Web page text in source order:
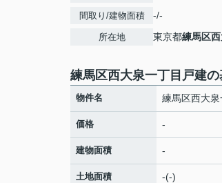
間取り/建物面積 -/-
所在地 東京都練馬区
練馬区西大泉一丁目戸建
物件名 練馬区西大
価格 -
建物面積 -
土地面積 -(-)